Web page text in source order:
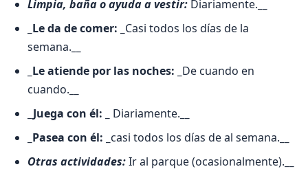
Limpia, baña o ayuda a vestir: Diariamente.
_Le da de comer: _ Casi todos los días de la
semana.
_Le atiende por las noches: _ De cuando en
cuando.
_Juega con él: _
Diariamente.
_Pasea con él: _ casi todos los días de al semana.
Otras actividades:Ir al parque (ocasionalmente).